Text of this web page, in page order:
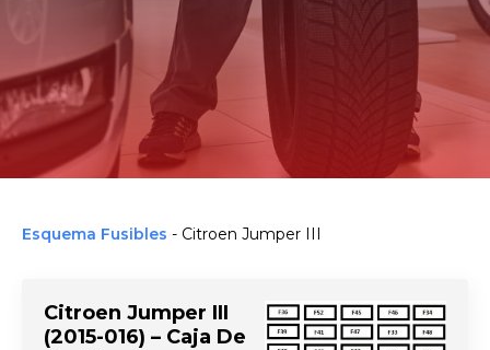
Esquema Fusibles - Citroen Jumper III
Citroen Jumper III
(2015-016) – Caja De